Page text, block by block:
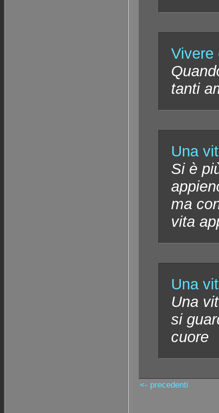
Vivere
tanti
Una
Si è
ma
vita
Una
Una
si
cuore
<- precedenti